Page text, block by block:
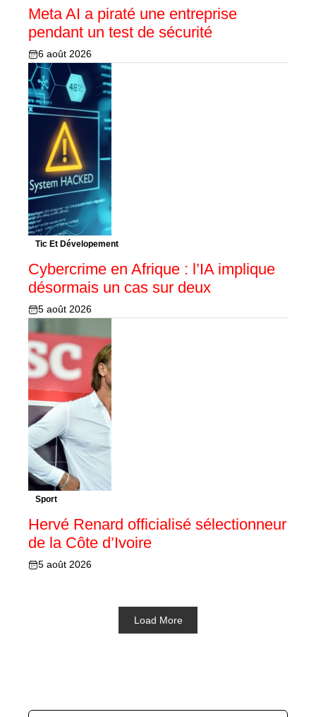
Meta AI a piraté une entreprise
pendant un test de sécurité
6 août 2026
Tic Et Dévelopement
Cybercrime en Afrique : l’IA implique
désormais un cas sur deux
5 août 2026
Sport
Hervé Renard officialisé sélectionneur
de la Côte d’Ivoire
5 août 2026
Load More